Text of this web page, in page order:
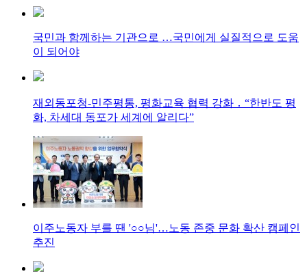
국민과 함께하는 기관으로 …국민에게 실질적으로 도움
이 되어야
재외동포청-민주평통, 평화교육 협력 강화 ․ “한반도 평
화, 차세대 동포가 세계에 알리다”
이주노동자 부를 땐 '○○님'…노동 존중 문화 확산 캠페인
추진